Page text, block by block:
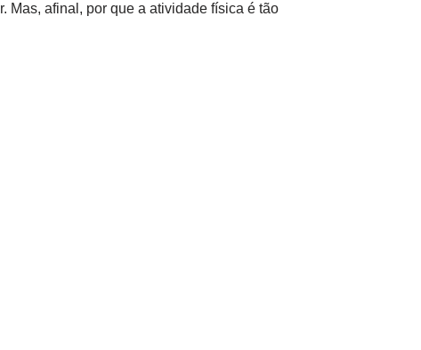
Mas, afinal, por que a atividade física é tão